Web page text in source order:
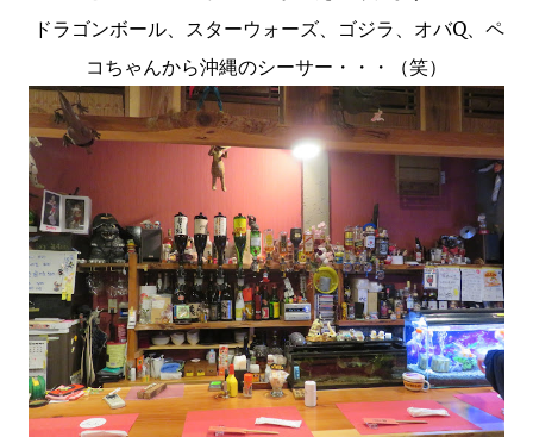
ドラゴンボール、スターウォーズ、ゴジラ、オバQ、ペ
コちゃんから沖縄のシーサー・・・（笑）